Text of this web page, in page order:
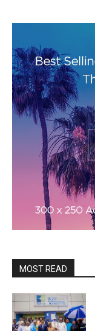
MOST READ